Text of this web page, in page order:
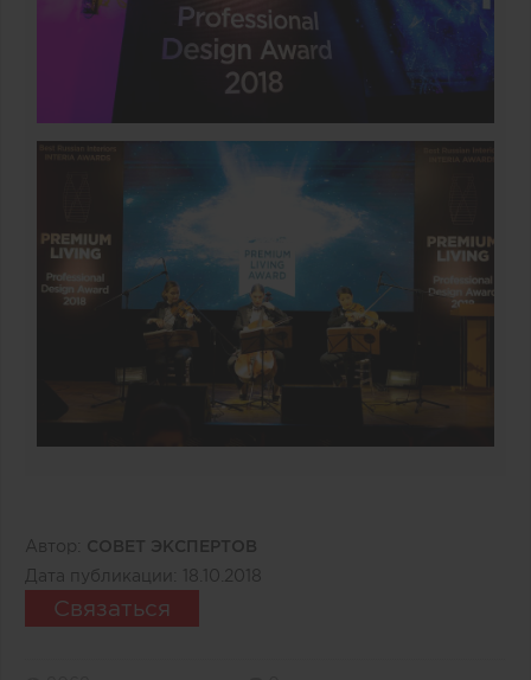
Автор: СОВЕТ ЭКСПЕРТОВ
Дата публикации:
18.10.2018
Связаться